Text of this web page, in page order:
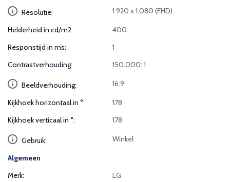
Resolutie: 1.920 x 1.080 (FHD)
Helderheid in cd/m2:
400
Responstijd in ms:
1
Contrastverhouding:
150.000: 1
Beeldverhouding: 16:9
Kijkhoek horizontaal in °:
178
Kijkhoek verticaal in °:
178
Gebruik: Winkel
Algemeen
Merk:
LG